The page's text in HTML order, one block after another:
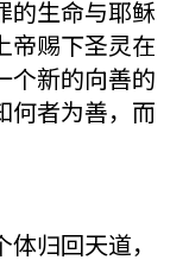
的生命与耶稣
帝赐下圣灵在
个新的向善的
何者为善，而
归回天道，